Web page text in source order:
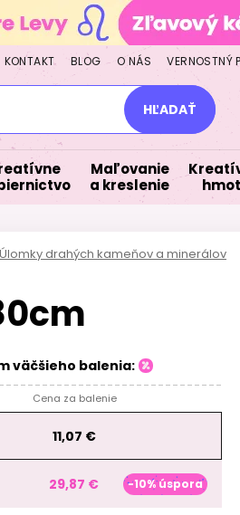
KONTAKT BLOG O NÁS VERNOSTNÝ
HĽADAŤ
Maľovanie
a kreslenie
Úlomky drahých kameňov a minerálov
väčšieho balenia:
Cena za balenie
11,07 €
29,87 € -10% úspora